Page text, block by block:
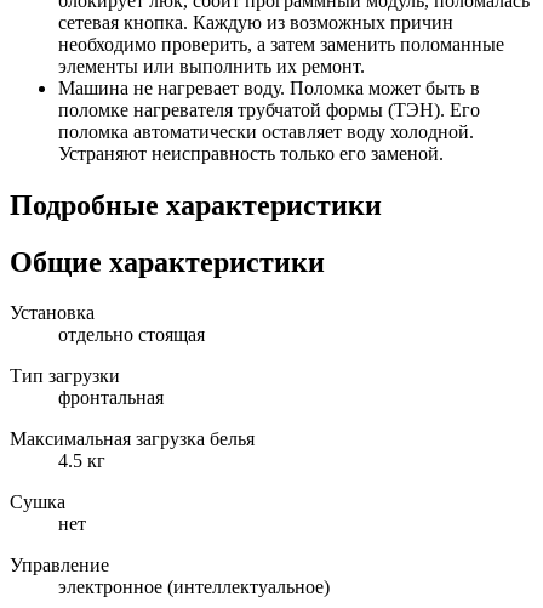
сетевая кнопка. Каждую из возможных причин
необходимо проверить, а затем заменить поломанные
элементы или выполнить их ремонт.
Машина не нагревает воду. Поломка может быть в
поломке нагревателя трубчатой формы (ТЭН). Его
поломка автоматически оставляет воду холодной.
Устраняют неисправность только его заменой.
Подробные характеристики
Общие характеристики
Установка
отдельно стоящая
Тип загрузки
фронтальная
Максимальная загрузка белья
4.5 кг
Сушка
нет
Управление
электронное (интеллектуальное)